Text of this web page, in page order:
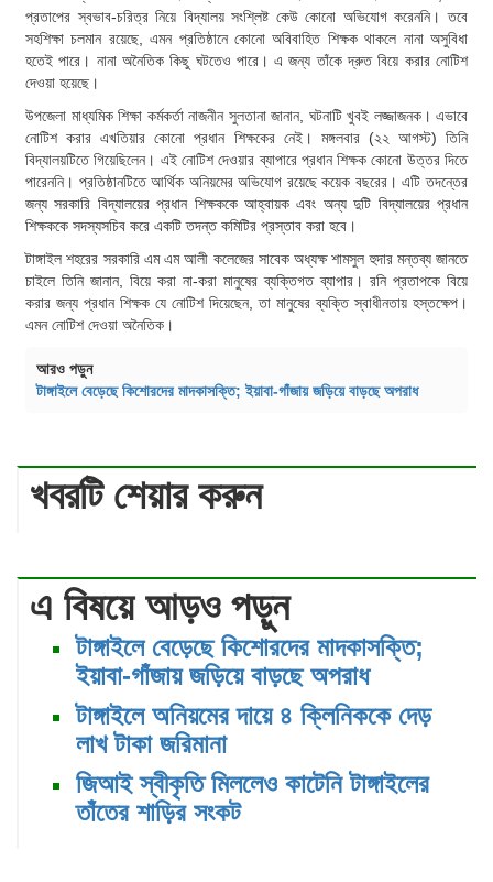
প্রতাপের স্বভাব-চরিত্র নিয়ে বিদ্যালয় সংশ্লিষ্ট কেউ কোনো অভিযোগ করেননি। তবে
সহশিক্ষা চলমান রয়েছে, এমন প্রতিষ্ঠানে কোনো অবিবাহিত শিক্ষক থাকলে নানা অসুবিধা
হতেই পারে। নানা অনৈতিক কিছু ঘটতেও পারে। এ জন্য তাঁকে দ্রুত বিয়ে করার নোটিশ
দেওয়া হয়েছে।
উপজেলা মাধ্যমিক শিক্ষা কর্মকর্তা নাজনীন সুলতানা জানান, ঘটনাটি খুবই লজ্জাজনক। এভাবে
নোটিশ করার এখতিয়ার কোনো প্রধান শিক্ষকের নেই। মঙ্গলবার (২২ আগস্ট) তিনি
বিদ্যালয়টিতে গিয়েছিলেন। এই নোটিশ দেওয়ার ব্যাপারে প্রধান শিক্ষক কোনো উত্তর দিতে
পারেননি। প্রতিষ্ঠানটিতে আর্থিক অনিয়মের অভিযোগ রয়েছে কয়েক বছরের। এটি তদন্তের
জন্য সরকারি বিদ্যালয়ের প্রধান শিক্ষককে আহ্বায়ক এবং অন্য দুটি বিদ্যালয়ের প্রধান
শিক্ষককে সদস্যসচিব করে একটি তদন্ত কমিটির প্রস্তাব করা হবে।
টাঙ্গাইল শহরের সরকারি এম এম আলী কলেজের সাবেক অধ্যক্ষ শামসুল হুদার মন্তব্য জানতে
চাইলে তিনি জানান, বিয়ে করা না-করা মানুষের ব্যক্তিগত ব্যাপার। রনি প্রতাপকে বিয়ে
করার জন্য প্রধান শিক্ষক যে নোটিশ দিয়েছেন, তা মানুষের ব্যক্তি স্বাধীনতায় হস্তক্ষেপ।
এমন নোটিশ দেওয়া অনৈতিক।
আরও পড়ুন
টাঙ্গাইলে বেড়েছে কিশোরদের মাদকাসক্তি; ইয়াবা-গাঁজায় জড়িয়ে বাড়ছে অপরাধ
খবরটি শেয়ার করুন
এ বিষয়ে আড়ও পড়ুন
টাঙ্গাইলে বেড়েছে কিশোরদের মাদকাসক্তি;
ইয়াবা-গাঁজায় জড়িয়ে বাড়ছে অপরাধ
টাঙ্গাইলে অনিয়মের দায়ে ৪ ক্লিনিককে দেড়
লাখ টাকা জরিমানা
জিআই স্বীকৃতি মিললেও কাটেনি টাঙ্গাইলের
তাঁতের শাড়ির সংকট